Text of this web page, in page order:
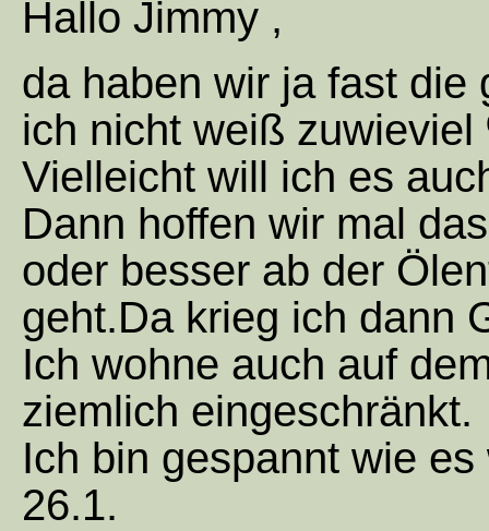
Hallo Jimmy ,
da haben wir ja fast die
ich nicht weiß
Vielleicht will ich es
Dann hoffen wir mal
oder besser ab der
geht.Da krieg ich dann
Ich wohne auch auf
ziemlich eingeschränkt.
Ich bin gespannt wie
26.1.